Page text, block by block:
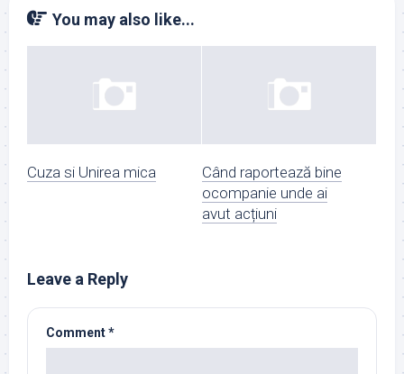
You may also like...
Cuza si Unirea mica
Când raportează bine
ocompanie unde ai
avut acțiuni
Leave a Reply
Comment*